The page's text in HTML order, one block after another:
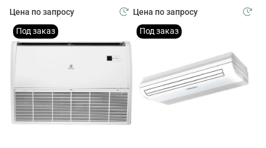
Цена по запросу
Цена по запросу
Под заказ Под заказ